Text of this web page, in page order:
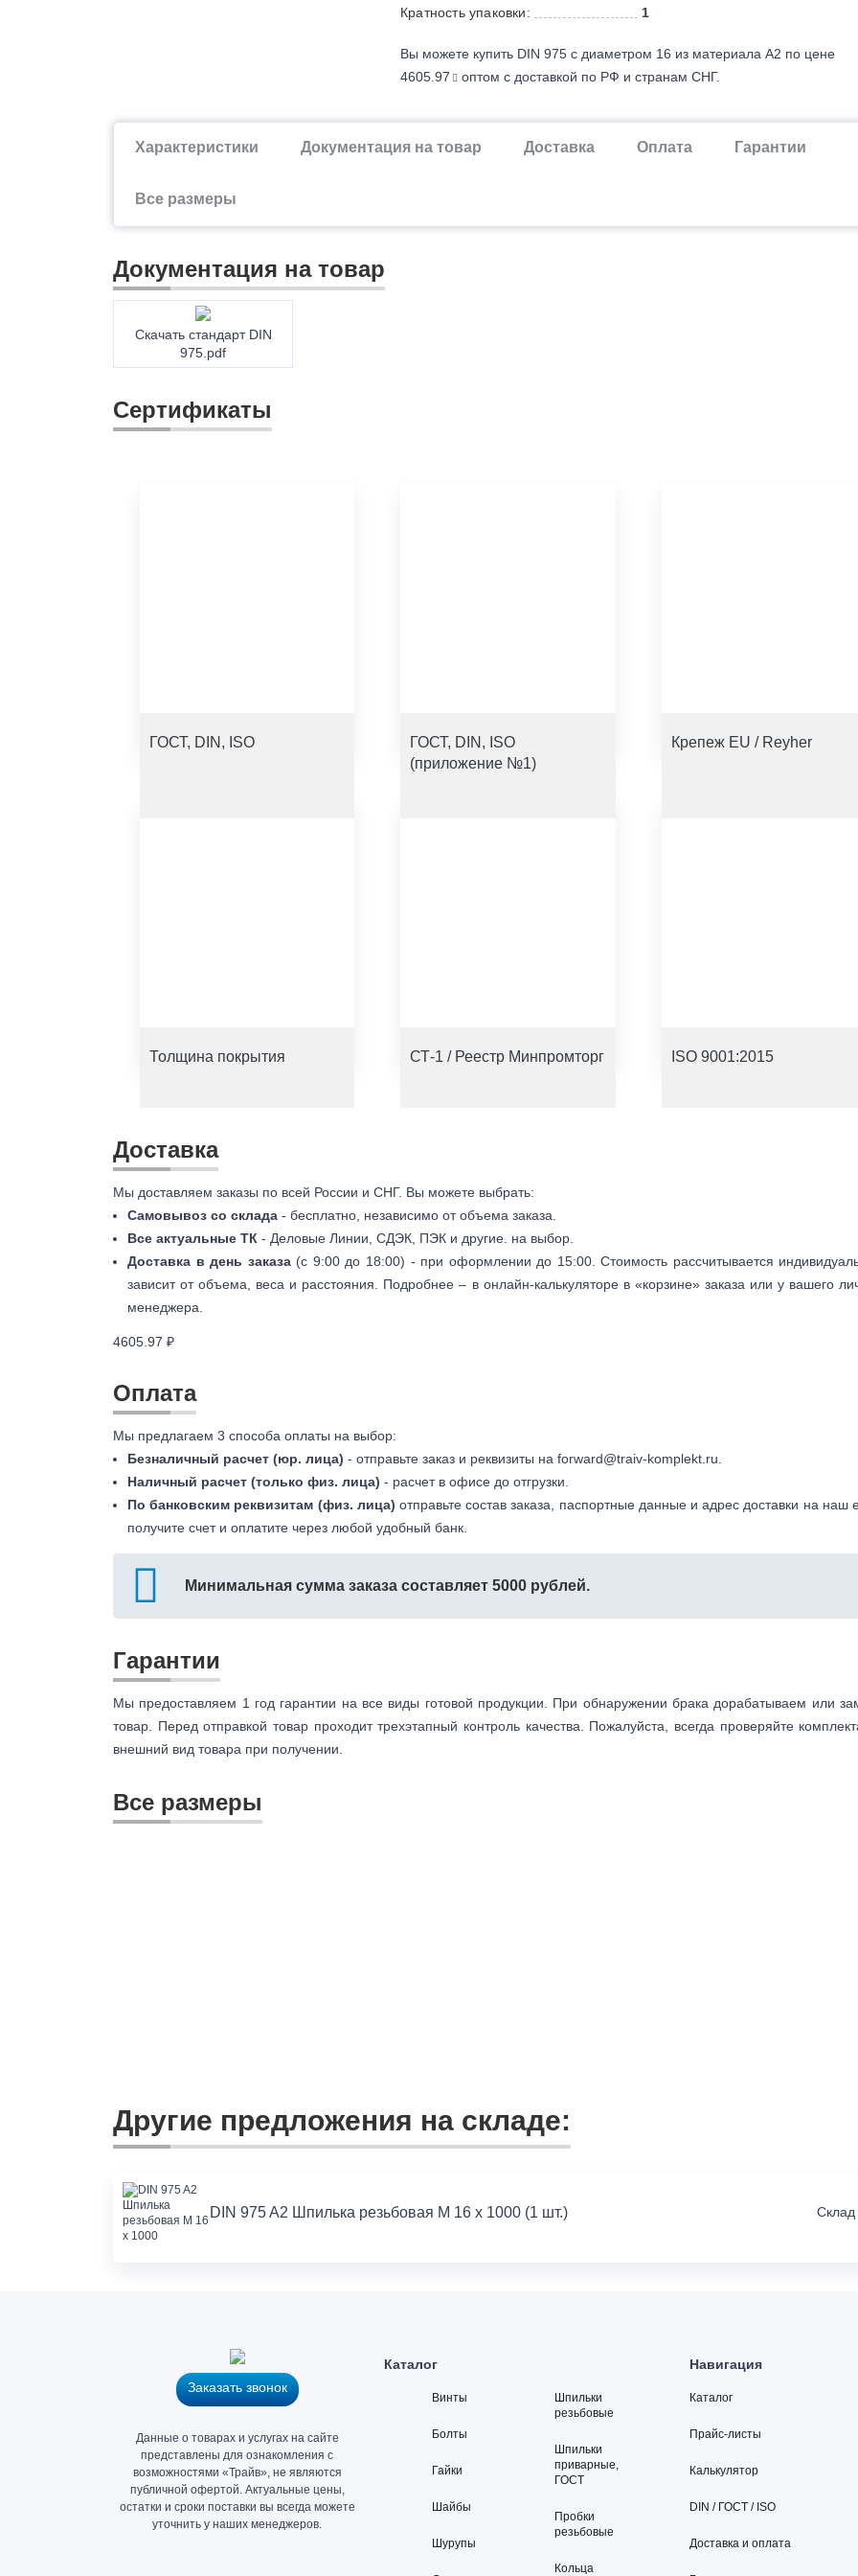
Кратность упаковки: 1
Вы можете купить DIN 975 с диаметром 16 из материала А2 по цене
4605.97
оптом с доставкой по РФ и странам СНГ.
Характеристики Документация на товар Доставка Оплата Гарантии
Все размеры
Документация на товар
Скачать стандарт DIN
975.pdf
Сертификаты
ГОСТ, DIN, ISO
ГОСТ, DIN, ISO
(приложение №1)
Крепеж EU / Reyher
Толщина покрытия СТ-1 / Реестр Минпромторг ISO 9001:2015
Доставка
Мы доставляем заказы по всей России и СНГ. Вы можете выбрать:
Самовывоз со склада - бесплатно, независимо от объема заказа.
Все актуальные ТК - Деловые Линии, СДЭК, ПЭК и другие. на выбор.
Доставка в день заказа(с 9:00 до 18:00) - при оформлении до 15:00. Стоимость рассчитывается
зависит от объема, веса и расстояния. Подробнее – в онлайн-калькуляторе в «корзине» заказа или у вашего
менеджера.
4605.97 ₽
Оплата
Мы предлагаем 3 способа оплаты на выбор:
Безналичный расчет (юр. лица) - отправьте заказ и реквизиты на forward@traiv-komplekt.ru
Наличный расчет (только физ. лица) - расчет в офисе до отгрузки.
По банковским реквизитам (физ. лица) отправьте состав заказа, паспортные данные и адрес доставки на наш
получите счет и оплатите через любой удобный банк.
Минимальная сумма заказа составляет 5000 рублей.
Гарантии
Мы предоставляем 1 год гарантии на все виды готовой продукции. При обнаружении брака дорабатываем или
товар. Перед отправкой товар проходит трехэтапный контроль качества. Пожалуйста, всегда проверяйте
внешний вид товара при получении.
Все размеры
Другие предложения на складе:
DIN 975 A2 Шпилька резьбовая M 16 x 1000 (1 шт.)
Заказать звонок
Данные о товарах и услугах на сайте
представлены для ознакомления с
возможностями «Трайв», не являются
публичной офертой. Актуальные цены,
остатки и сроки поставки вы всегда можете
уточнить у наших менеджеров.
Каталог
Винты
Болты
Гайки
Шайбы
Шурупы
Шпильки
резьбовые
Шпильки
приварные,
ГОСТ
Пробки
резьбовые
Кольца
Навигация
Каталог
Прайс-листы
Калькулятор
DIN / ГОСТ / ISO
Доставка и оплата
офис
и
склад
«Трайв»